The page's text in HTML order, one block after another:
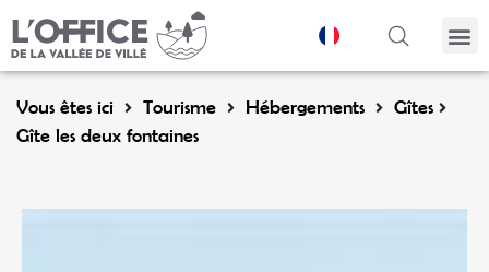
Vous êtes ici Tourisme Hébergements
Gîtes
Gîte les deux fontaines
Panneau de gestion des cookies